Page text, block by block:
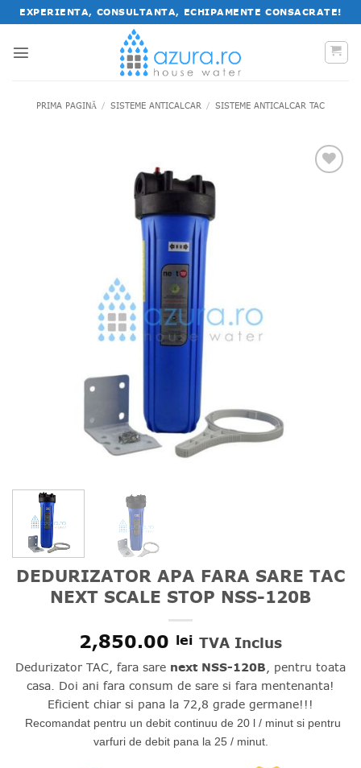
Salt
la
conținut
EXPERIENTA, CONSULTANTA, ECHIPAMENTE CONSACRATE!
PRIMA PAGINĂ / SISTEME ANTICALCAR / SISTEME ANTICALCAR TAC
DEDURIZATOR APA FARA SARE TAC
NEXT SCALE STOP NSS-120B
2,850.00 lei TVA Inclus
Dedurizator TAC, fara sare next NSS-120B, pentru toata
casa. Doi ani fara consum de sare si fara mentenanta!
Eficient chiar si pana la 72,8 grade germane!!!
Recomandat pentru un debit continuu de 20 l / minut si pentru
varfuri de debit pana la 25 / minut.